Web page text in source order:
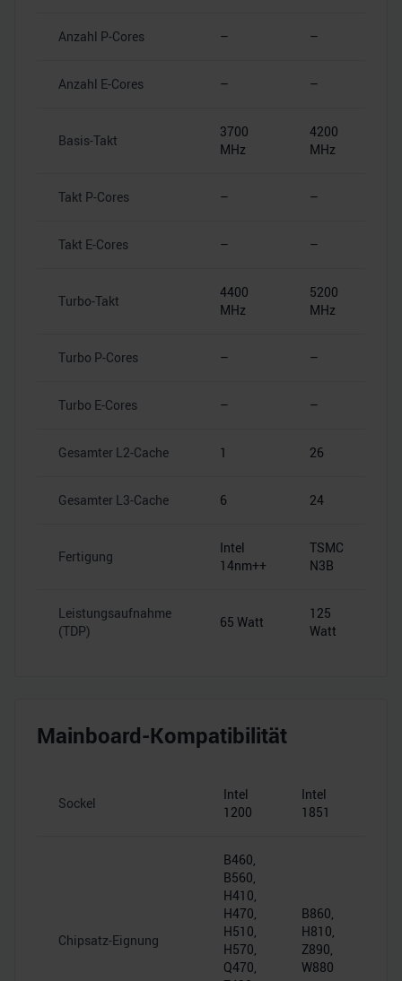
Anzahl P-Cores – –
Anzahl E-Cores – –
Basis-Takt
3700
MHz
4200
MHz
Takt P-Cores – –
Takt E-Cores – –
Turbo-Takt
4400
MHz
5200
MHz
Turbo P-Cores – –
Turbo E-Cores – –
Gesamter L2-Cache 1 26
Gesamter L3-Cache 6 24
Fertigung
Intel
14nm++
TSMC
N3B
Leistungsaufnahme
(TDP)
65 Watt
125
Watt
Mainboard-Kompatibilität
Sockel
Intel
1200
Intel
1851
Chipsatz-Eignung
B460,
B560,
H410,
H470,
H510,
H570,
Q470,
B860,
H810,
Z890,
W880